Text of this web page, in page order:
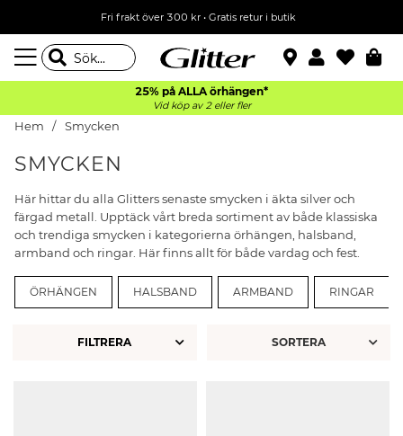
Fri frakt över 300 kr• Gratis retur i butik
25% på ALLA örhängen*
Vid köp av 2 eller fler
Hem Smycken
SMYCKEN
Här hittar du alla Glitters senaste smycken i äkta silver och
färgad metall. Upptäck vårt breda sortiment av både klassiska
och trendiga smycken i kategorierna örhängen, halsband,
armband och ringar. Här finns allt för både vardag och fest.
ÖRHÄNGEN HALSBAND ARMBAND RINGAR
FILTRERA